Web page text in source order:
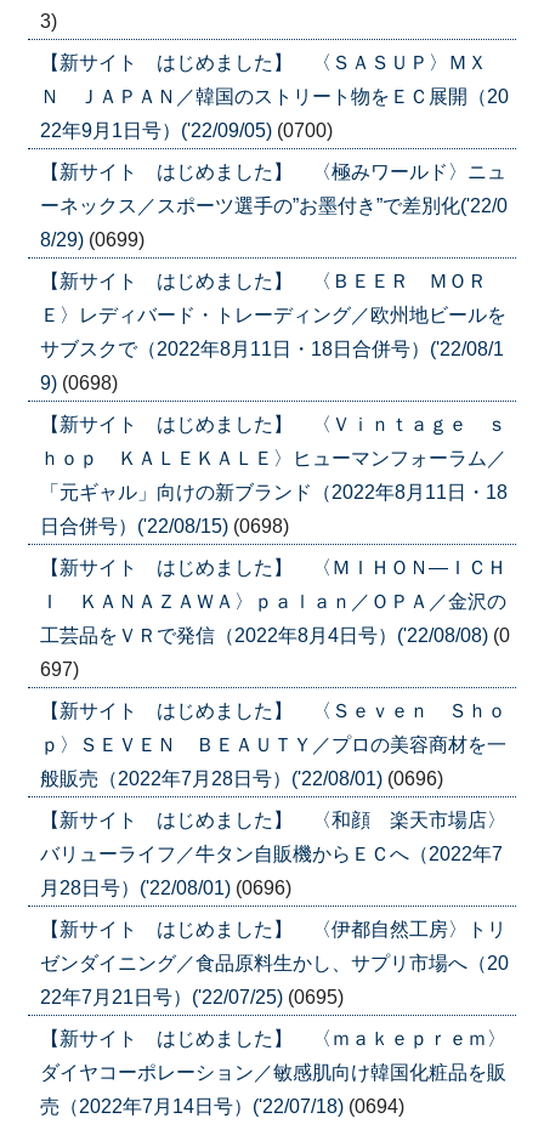
3)
【新サイト はじめました】 〈ＳＡＳＵＰ〉ＭＸ
Ｎ ＪＡＰＡＮ／韓国のストリート物をＥＣ展開（20
22年9月1日号）('22/09/05) (0700)
【新サイト はじめました】 〈極みワールド〉ニュ
ーネックス／スポーツ選手の”お墨付き”で差別化('22/0
8/29) (0699)
【新サイト はじめました】 〈ＢＥＥＲ ＭＯＲ
Ｅ〉レディバード・トレーディング／欧州地ビールを
サブスクで（2022年8月11日・18日合併号）('22/08/1
9) (0698)
【新サイト はじめました】 〈Ｖｉｎｔａｇｅ ｓ
ｈｏｐ ＫＡＬＥＫＡＬＥ〉ヒューマンフォーラム／
「元ギャル」向けの新ブランド（2022年8月11日・18
日合併号）('22/08/15) (0698)
【新サイト はじめました】 〈ＭＩＨＯＮ―ＩＣＨ
Ｉ ＫＡＮＡＺＡＷＡ〉ｐａｌａｎ／ＯＰＡ／金沢の
工芸品をＶＲで発信（2022年8月4日号）('22/08/08) (0
697)
【新サイト はじめました】 〈Ｓｅｖｅｎ Ｓｈｏ
ｐ〉ＳＥＶＥＮ ＢＥＡＵＴＹ／プロの美容商材を一
般販売（2022年7月28日号）('22/08/01) (0696)
【新サイト はじめました】 〈和顔 楽天市場店〉
バリューライフ／牛タン自販機からＥＣへ（2022年7
月28日号）('22/08/01) (0696)
【新サイト はじめました】 〈伊都自然工房〉トリ
ゼンダイニング／食品原料生かし、サプリ市場へ（20
22年7月21日号）('22/07/25) (0695)
【新サイト はじめました】 〈ｍａｋｅｐｒｅｍ〉
ダイヤコーポレーション／敏感肌向け韓国化粧品を販
売（2022年7月14日号）('22/07/18) (0694)